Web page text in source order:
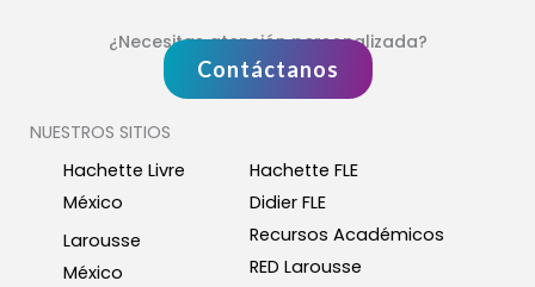
¿Necesitas atención personalizada?
Contáctanos
NUESTROS SITIOS
Hachette Livre
México
Larousse
México
Hachette FLE
Didier FLE
Recursos Académicos
RED Larousse